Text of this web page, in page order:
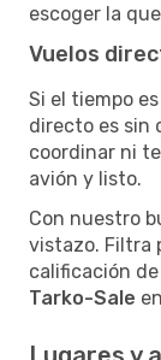
escoger la
Vuelos
Si el tiempo
directo es sin
coordinar ni
avión y listo.
Con nuestro
vistazo. Filtra
calificación
Tarko-Sale